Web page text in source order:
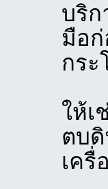
บริก
มือก่
กระ
ให้เ
ตบดิ
เครื่